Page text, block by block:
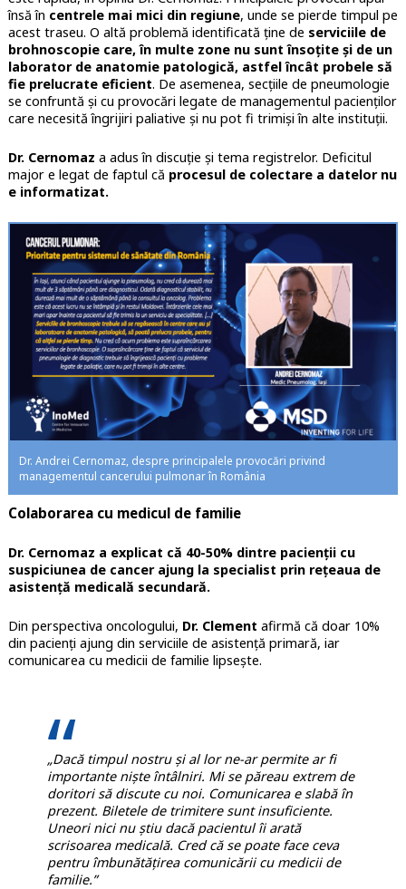
însă în centrele mai mici din regiune, unde se pierde timpul pe
acest traseu. O altă problemă identificată ține de serviciile de
brohnoscopie care, în multe zone nu sunt însoțite și de un
laborator de anatomie patologică, astfel încât probele să
fie prelucrate eficient. De asemenea, secțiile de pneumologie
se confruntă și cu provocări legate de managementul pacienților
care necesită îngrijiri paliative și nu pot fi trimiși în alte instituții.
Dr. Cernomaz a adus în discuție și tema registrelor. Deficitul
major e legat de faptul că procesul de colectare a datelor nu
e informatizat.
Dr. Andrei Cernomaz, despre principalele provocări privind
managementul cancerului pulmonar în România
Colaborarea cu medicul de familie
Dr. Cernomaz a explicat că 40-50% dintre pacienții cu
suspiciunea de cancer ajung la specialist prin rețeaua de
asistență medicală secundară.
Din perspectiva oncologului, Dr. Clement afirmă că doar 10%
din pacienți ajung din serviciile de asistență primară, iar
comunicarea cu medicii de familie lipsește.
„Dacă timpul nostru și al lor ne-ar permite ar fi
importante niște întâlniri. Mi se păreau extrem de
doritori să discute cu noi. Comunicarea e slabă în
prezent. Biletele de trimitere sunt insuficiente.
Uneori nici nu știu dacă pacientul îi arată
scrisoarea medicală. Cred că se poate face ceva
pentru îmbunătățirea comunicării cu medicii de
familie.”